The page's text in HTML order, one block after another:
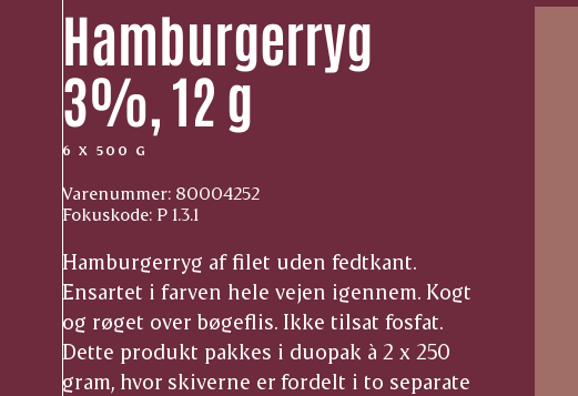
Hamburgerryg
3%, 12 g
6 X 500 G
Varenummer: 80004252
Fokuskode: P 1.3.1
Hamburgerryg af filet uden fedtkant.
Ensartet i farven hele vejen igennem. Kogt
og røget over bøgeflis. Ikke tilsat fosfat.
Dette produkt pakkes i duopak à 2 x 250
gram, hvor skiverne er fordelt i to separate